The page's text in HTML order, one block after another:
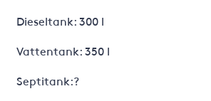
Dieseltank: 300 l
Vattentank: 350 l
Septitank:?